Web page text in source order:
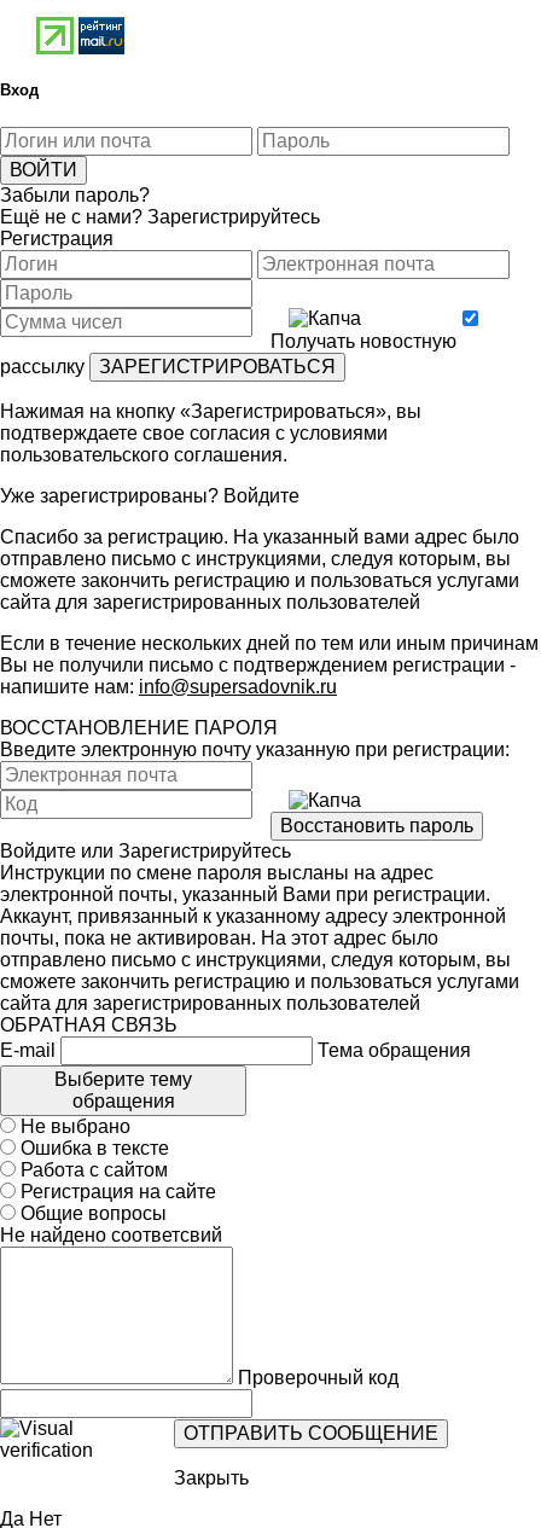
Вход
Забыли пароль?
Ещё не с нами? Зарегистрируйтесь
Регистрация
Получать новостную
рассылку
Нажимая на кнопку «Зарегистрироваться», вы
подтверждаете свое согласия с условиями
пользовательского соглашения.
Уже зарегистрированы? Войдите
Спасибо за регистрацию. На указанный вами адрес было
отправлено письмо с инструкциями, следуя которым, вы
сможете закончить регистрацию и пользоваться услугами
сайта для зарегистрированных пользователей
Если в течение нескольких дней по тем или иным причинам
Вы не получили письмо с подтверждением регистрации -
напишите нам: info@supersadovnik.ru
ВОССТАНОВЛЕНИЕ ПАРОЛЯ
Введите электронную почту указанную при регистрации:
Войдите или Зарегистрируйтесь
Инструкции по смене пароля высланы на адрес
электронной почты, указанный Вами при регистрации.
Аккаунт, привязанный к указанному адресу электронной
почты, пока не активирован. На этот адрес было
отправлено письмо с инструкциями, следуя которым, вы
сможете закончить регистрацию и пользоваться услугами
сайта для зарегистрированных пользователей
ОБРАТНАЯ СВЯЗЬ
E-mail
Тема обращения
Выберите тему
обращения
Не выбрано
Ошибка в тексте
Работа с сайтом
Регистрация на сайте
Общие вопросы
Не найдено соответсвий
Проверочный код
Закрыть
Да Нет